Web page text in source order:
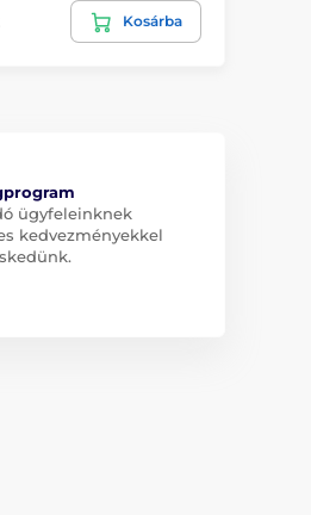
Kosárba
ügyfeleinknek
kedvezményekkel